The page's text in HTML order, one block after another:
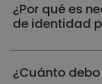
¿Por qué es
de identidad
¿Cuánto